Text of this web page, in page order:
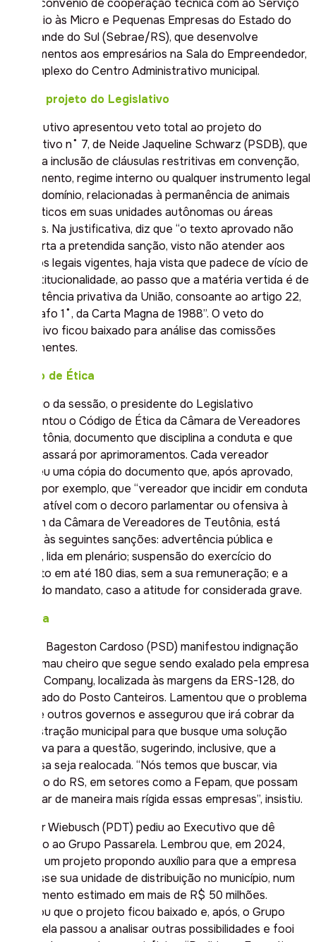
de Apoio às Micro e Pequenas Empresas do Estado do
Rio Grande do Sul (Sebrae/RS), que desenvolve
atendimentos aos empresários na Sala do Empreendedor,
no complexo do Centro Administrativo municipal.
Veto a projeto do Legislativo
O Executivo apresentou veto total ao projeto do
Legislativo n˚ 7, de Neide Jaqueline Schwarz (PSDB), que
proíbe a inclusão de cláusulas restritivas em convenção,
regulamento, regime interno ou qualquer instrumento legal
de condomínio, relacionadas à permanência de animais
domésticos em suas unidades autônomas ou áreas
comuns. Na justificativa, diz que “o texto aprovado não
comporta a pretendida sanção, visto não atender aos
critérios legais vigentes, haja vista que padece de vício de
inconstitucionalidade, ao passo que a matéria vertida é de
competência privativa da União, consoante ao artigo 22,
parágrafo 1˚, da Carta Magna de 1988”. O veto do
Executivo ficou baixado para análise das comissões
permanentes.
Código de Ética
No início da sessão, o presidente do Legislativo
apresentou o Código de Ética da Câmara de Vereadores
de Teutônia, documento que disciplina a conduta e que
ainda passará por aprimoramentos. Cada vereador
recebeu uma cópia do documento que, após aprovado,
prevê, por exemplo, que “vereador que incidir em conduta
incompatível com o decoro parlamentar ou ofensiva à
imagem da Câmara de Vereadores de Teutônia, está
sujeito às seguintes sanções: advertência pública e
escrita, lida em plenário; suspensão do exercício do
mandato em até 180 dias, sem a sua remuneração; e a
perda do mandato, caso a atitude for considerada grave.
Tribuna
Moisés Bageston Cardoso (PSD) manifestou indignação
com o mau cheiro que segue sendo exalado pela empresa
BT Bio Company, localizada às margens da ERS-128, do
outro lado do Posto Canteiros. Lamentou que o problema
vem de outros governos e assegurou que irá cobrar da
administração municipal para que busque uma solução
definitiva para a questão, sugerindo, inclusive, que a
empresa seja realocada. “Nós temos que buscar, via
governo do RS, em setores como a Fepam, que possam
fiscalizar de maneira mais rígida essas empresas”, insistiu.
Werner Wiebusch (PDT) pediu ao Executivo que dê
atenção ao Grupo Passarela. Lembrou que, em 2024,
entrou um projeto propondo auxílio para que a empresa
instalasse sua unidade de distribuição no município, num
investimento estimado em mais de R$ 50 milhões.
Apontou que o projeto ficou baixado e, após, o Grupo
Passarela passou a analisar outras possibilidades e fooi